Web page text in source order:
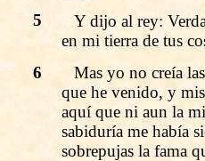
5
Y dijo al rey:
en mi tierra de tus
6
Mas yo no creía
que he venido, y
aquí que ni aun la
sabiduría me había
sobrepujas la fama